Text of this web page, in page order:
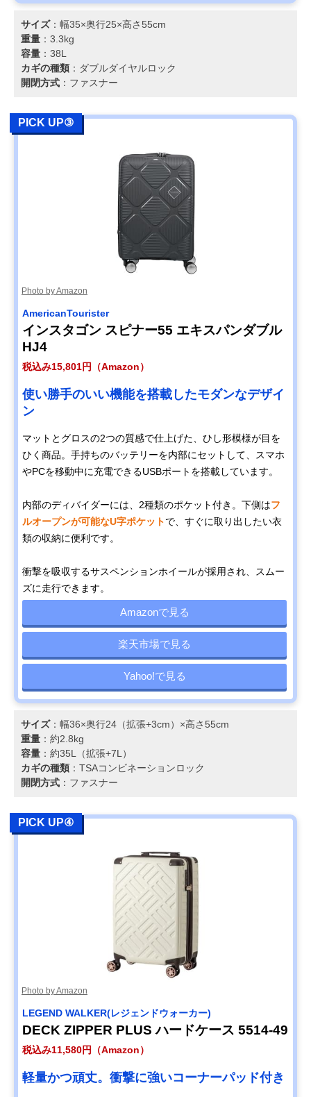
サイズ：幅35×奥行25×高さ55cm
重量 ：3.3kg
容量 ：38L
カギの種類 ：ダブルダイヤルロック
開閉方式 ：ファスナー
PICK UP③
Photo by Amazon
AmericanTourister
インスタゴン スピナー55 エキスパンダブル
HJ4
税込み15,801円（Amazon）
使い勝手のいい機能を搭載したモダンなデザイ
ン
マットとグロスの2つの質感で仕上げた、ひし形模様が目を
ひく商品。手持ちのバッテリーを内部にセットして、スマホ
やPCを移動中に充電できるUSBポートを搭載しています。
内部のディバイダーには、2種類のポケット付き。下側はフ
ルオープンが可能なU字ポケットで、すぐに取り出したい衣
類の収納に便利です。
衝撃を吸収するサスペンションホイールが採用され、スムー
ズに走行できます。
Amazonで見る
楽天市場で見る
Yahoo!で見る
サイズ：幅36×奥行24（拡張+3cm）×高さ55cm
重量 ：約2.8kg
容量 ：約35L（拡張+7L）
カギの種類 ：TSAコンビネーションロック
開閉方式 ：ファスナー
PICK UP④
Photo by Amazon
LEGEND WALKER(レジェンドウォーカー)
DECK ZIPPER PLUS ハードケース 5514-49
税込み11,580円（Amazon）
軽量かつ頑丈。衝撃に強いコーナーパッド付き